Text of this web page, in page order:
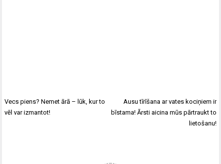
Vecs piens? Nemet ārā – lūk, kur to
vēl var izmantot!
Ausu tīrīšana ar vates kociņiem ir
bīstama! Ārsti aicina mūs pārtraukt to
lietošanu!